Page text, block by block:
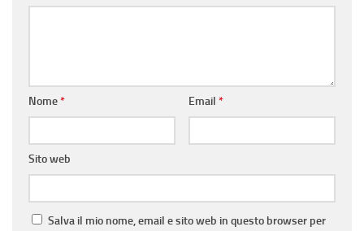
Nome* Email *
Sito web
Salva il mio nome, email e sito web in questo browser per